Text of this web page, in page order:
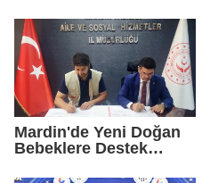
Geldik"
Mardin'de Yeni Doğan
Bebeklere Destek